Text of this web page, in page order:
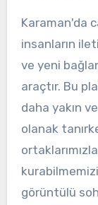
Karaman'da
insanların
ve yeni
araçtır. Bu
daha yakın
olanak
görüntülü